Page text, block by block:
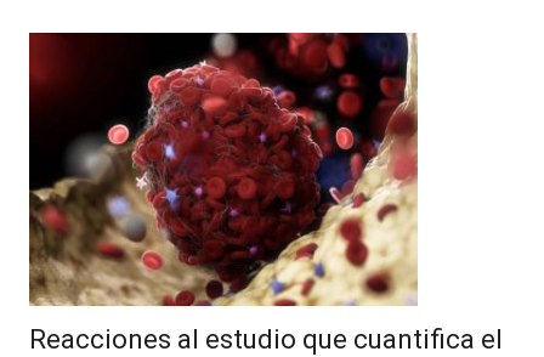
Reacciones al estudio que cuantifica el